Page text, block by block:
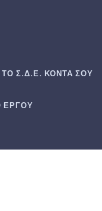
ΤΟ Σ.Δ.Ε. ΚΟΝΤΑ ΣΟΥ
ΕΡΓΟΥ